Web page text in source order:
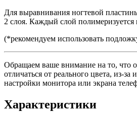
Для выравнивания ногтевой
2 слоя. Каждый слой
(*рекомендуем использовать
Обращаем ваше внимание на то, что
отличаться от реального цвета, из-за
настройки монитора или экрана
Характеристики